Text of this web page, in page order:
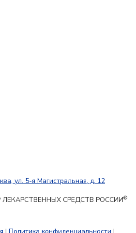
ул. 5-я Магистральная, д. 12
ЛЕКАРСТВЕННЫХ СРЕДСТВ РОССИИ®